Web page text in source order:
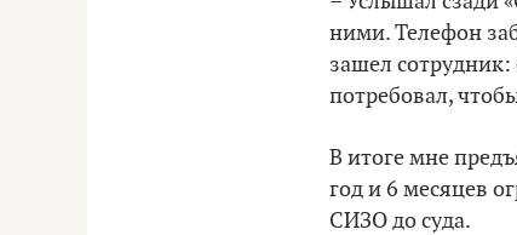
ними. Телефон
зашел сотрудник:
потребовал,
В итоге мне
год и 6 месяцев
СИЗО до суда.